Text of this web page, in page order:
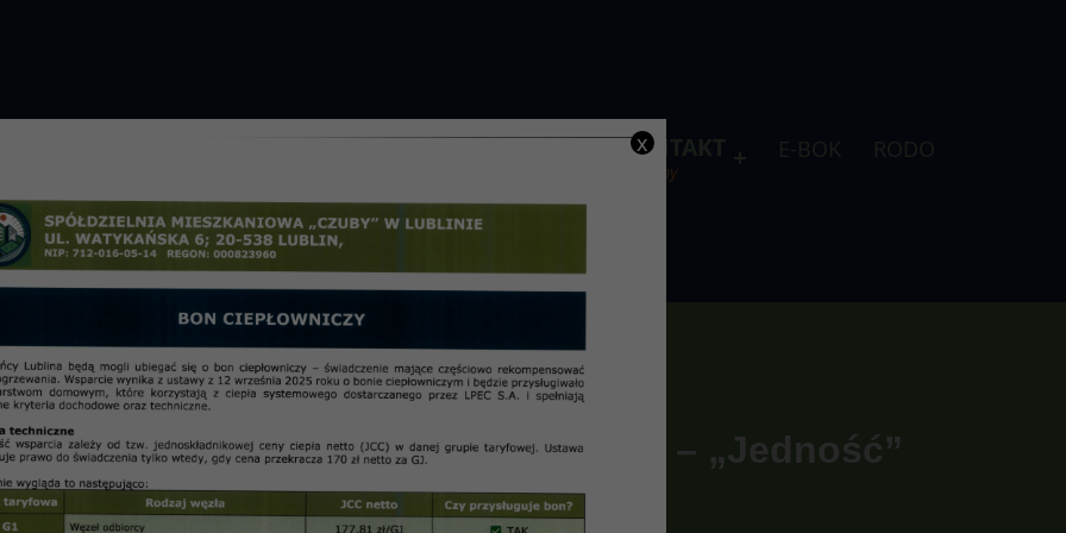
PRZETARGI OSIEDLA KONTAKT
telefony
Mieszkańców SM „Czuby” – „Jedność”
x